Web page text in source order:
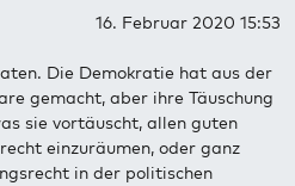
16. Februar 2020 15:53
Die Demokratie hat aus der
gemacht, aber ihre Täuschung
sie vortäuscht, allen guten
einzuräumen, oder ganz
in der politischen